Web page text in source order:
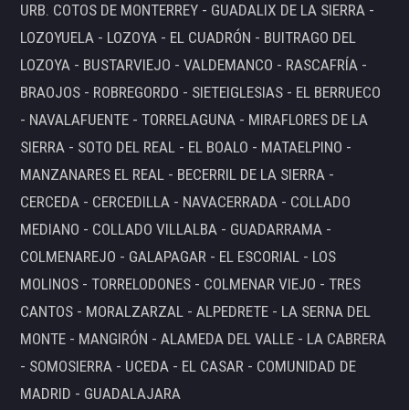
URB. COTOS DE MONTERREY - GUADALIX DE LA SIERRA -
LOZOYUELA - LOZOYA - EL CUADRÓN - BUITRAGO DEL
LOZOYA - BUSTARVIEJO - VALDEMANCO - RASCAFRÍA -
BRAOJOS - ROBREGORDO - SIETEIGLESIAS - EL BERRUECO
- NAVALAFUENTE - TORRELAGUNA - MIRAFLORES DE LA
SIERRA - SOTO DEL REAL - EL BOALO - MATAELPINO -
MANZANARES EL REAL - BECERRIL DE LA SIERRA -
CERCEDA - CERCEDILLA - NAVACERRADA - COLLADO
MEDIANO - COLLADO VILLALBA - GUADARRAMA -
COLMENAREJO - GALAPAGAR - EL ESCORIAL - LOS
MOLINOS - TORRELODONES - COLMENAR VIEJO - TRES
CANTOS - MORALZARZAL - ALPEDRETE - LA SERNA DEL
MONTE - MANGIRÓN - ALAMEDA DEL VALLE - LA CABRERA
- SOMOSIERRA - UCEDA - EL CASAR - COMUNIDAD DE
MADRID - GUADALAJARA